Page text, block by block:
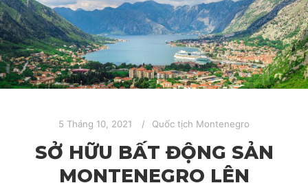
5 Tháng 10, 2021 Quốc tịch Montenegro
SỞ HỮU BẤT ĐỘNG SẢN
MONTENEGRO LÊN